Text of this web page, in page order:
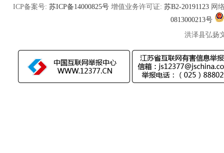
ICP备案号: 苏ICP备14000825号 增值业务许可证: 苏B2-20191123 网
0813000213号
洪泽县弘扬